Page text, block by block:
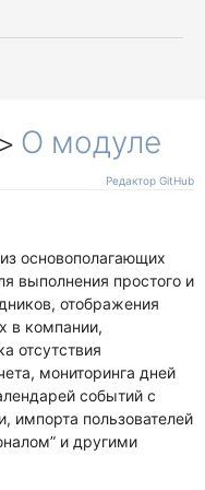
> О модуле
Редактор GitHub
основополагающих
выполнения простого и
отображения
в компании,
отсутствия
мониторинга дней
событий с
импорта пользователей
и другими